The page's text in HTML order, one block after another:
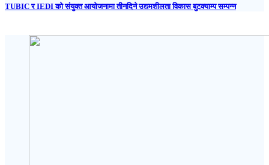
TUBIC र IEDI को संयुक्त आयोजनामा तीनदिने उद्यमशीलता विकास बुटक्याम्प सम्पन्न